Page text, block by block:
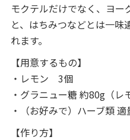
モクテルだけでなく、ヨ
と、はちみつなどとは一味
れます。
【用意するもの】
・レモン 3個
・グラニュー糖 約80g（レ
・（お好みで）ハーブ類 適
【作り方】